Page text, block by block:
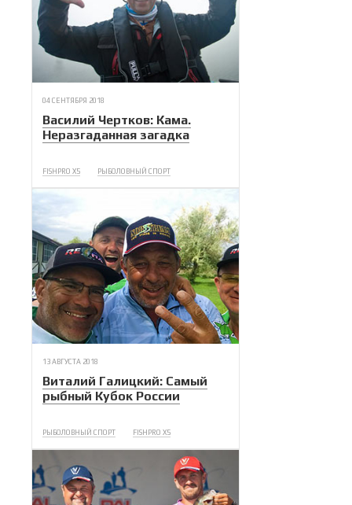
04 СЕНТЯБРЯ 2018
Василий Чертков: Кама.
Неразгаданная загадка
FISHPRO X5 РЫБОЛОВНЫЙ СПОРТ
13 АВГУСТА 2018
Виталий Галицкий: Самый
рыбный Кубок России
РЫБОЛОВНЫЙ СПОРТ FISHPRO X5